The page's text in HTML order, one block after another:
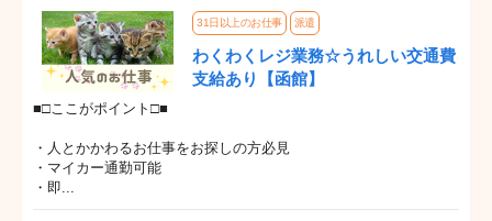
31日以上のお仕事 派遣
わくわくレジ業務☆うれしい交通費
支給あり【函館】
■□ここがポイント□■
・人とかかわるお仕事をお探しの方必見
・マイカー通勤可能
・即...